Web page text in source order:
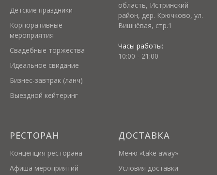
Детские праздники
Корпоративные
мероприятия
Свадебные торжества
Идеальное свидание
Бизнес-завтрак (ланч)
Выездной кейтеринг
область, Истринский
район, дер. Крючково, ул.
Вишнёвая, стр.1
Часы работы:
10:00 - 21:00
РЕСТОРАН
Концепция ресторана
Афиша мероприятий
ДОСТАВКА
Меню «take away»
Условия доставки